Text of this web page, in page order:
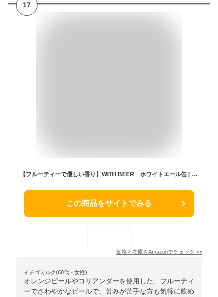
17
【フルーティーで優しい香り】WITH BEER ホワイトエール缶 [ ビール 350ml×6本 ]
この商品をサイトでみる
価格と在庫をAmazonでチェック >>
イチゴミルク(60代・女性)
オレンジピールやコリアンダーを使用した、フルーティ
ーでさわやかなビールで、苦みが苦手な方も気軽に飲め